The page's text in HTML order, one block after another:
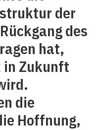
der
des
hat,
in Zukunft
die
Hoffnung,